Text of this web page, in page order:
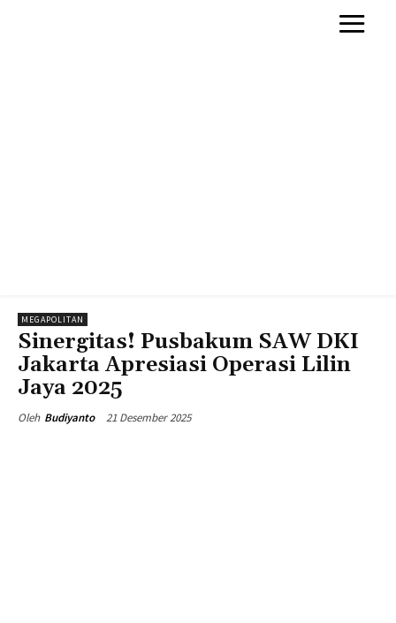
MEGAPOLITAN
Sinergitas! Pusbakum SAW DKI
Jakarta Apresiasi Operasi Lilin
Jaya 2025
Oleh Budiyanto 21 Desember 2025